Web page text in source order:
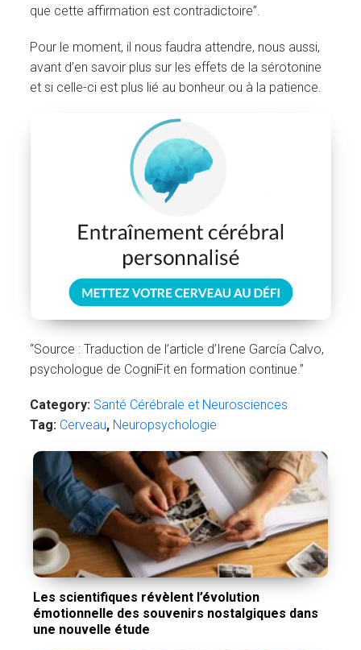
que cette affirmation est contradictoire”.
Pour le moment, il nous faudra attendre, nous aussi,
avant d’en savoir plus sur les effets de la sérotonine
et si celle-ci est plus lié au bonheur ou à la patience.
“Source : Traduction de l’article d’Irene García Calvo,
psychologue de CogniFit en formation continue.”
Category: Santé Cérébrale et Neurosciences
Tag: Cerveau, Neuropsychologie
Les scientifiques révèlent l’évolution
émotionnelle des souvenirs nostalgiques dans
une nouvelle étude